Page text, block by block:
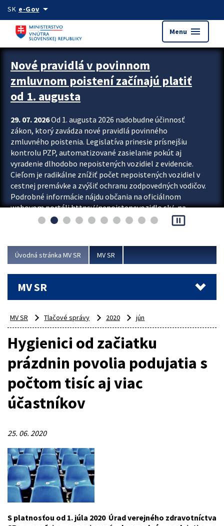
Preskocit na hlavný obsah
SK e-Govarrow_drop_down
Menu menu
Zastavit automatický posun upútavok
Nové pravidlá v povinnom
zmluvnom poistení začínajú platiť
od 1. augusta
29. 07. 2026Od 1. augusta 2026 nadobudne účinnosť
zákon, ktorý zavádza nové pravidlá povinného
zmluvného poistenia. Legislatíva prinesie prísnejšiu
kontrolu PZP, automatizované zasielanie pokút aj
vyradenie dlhodobo nepoistených vozidiel z evidencie.
Cieľom je radikálne znížiť počet nepoistených vozidiel v
cestnej premávke a zvýšiť ochranu zodpovedných vodičov.
Podrobné informácie nájdu občania na oficiálnom
webovom portáli https://nepoistenevozidlo.sk/, na
ktorom od augusta pribudne aj možnosť overiť si...
pause_presentation
Úvodná stránka MV SR MV SR
MV SR
MV SR Tlačové správy 2020 jún
Hygienici od začiatku
prázdnin povolia podujatia s
počtom tisíc aj viac
účastníkov
25. 06. 2020
S platnosťou od 1. júla 2020 Úrad verejného zdravotníctva